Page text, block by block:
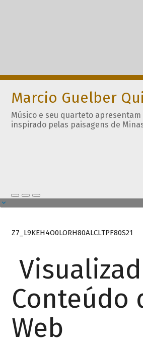
Marcio Guelber
Músico e seu quarteto
inspirado pelas paisagens de
Z7_L9KEH4O0LORH80ALCLTPF80S21
Conteúdo
Web